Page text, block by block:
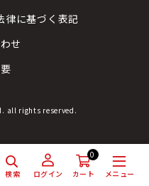
検索 ログイン
0
カート
メニュー
律に基づく表記
せ
all rights reserved.